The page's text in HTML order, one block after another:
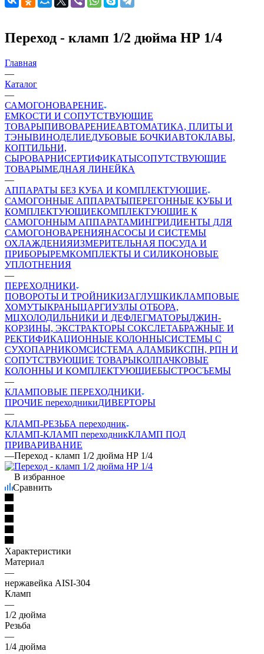
Переход - кламп 1/2 дюйма НР 1/4
Главная
—
Каталог
—
САМОГОНОВАРЕНИЕ
ЕМКОСТИ И СОПУТСТВУЮЩИЕ
ТОВАРЫПИВОВАРЕНИЕАВТОМАТИКА, ПЛИТЫ И
ТЭНЫВИНОДЕЛИЕДУБОВЫЕ БОЧКИАВТОКЛАВЫ,
КОПТИЛЬНИ,
СЫРОВАРНИСЕРТИФИКАТЫСОПУТСТВУЮЩИЕ
ТОВАРЫМЕДНАЯ ЛИНЕЙКА
—
АППАРАТЫ БЕЗ КУБА И КОМПЛЕКТУЮЩИЕ
САМОГОННЫЕ АППАРАТЫПЕРЕГОННЫЕ КУБЫ И
КОМПЛЕКТУЮЩИЕКОМПЛЕКТУЮЩИЕ К
САМОГОННЫМ АППАРАТАМИНГРИДИЕНТЫ ДЛЯ
САМОГОНОВАРЕНИЯНАСОСЫ И СИСТЕМЫ
ОХЛАЖДЕНИЯИЗМЕРИТЕЛЬНАЯ ПОСУДА И
ПРИБОРЫРЕМКОМПЛЕКТЫ И СИЛИКОНОВЫЕ
УПЛОТНЕНИЯ
—
ПЕРЕХОДНИКИ
ПОВОРОТЫ И ТРОЙНИКИЗАГЛУШКИКЛАМПОВЫЕ
ХОМУТЫКРАНЫЦАРГИУЗЛЫ ОТБОРА,
МЦХОЛОДИЛЬНИКИ И ДЕФЛЕГМАТОРЫДЖИН-
КОРЗИНЫ, ЭКСТРАКТОРЫ СОКСЛЕТАБРАЖНЫЕ И
РЕКТИФИКАЦИОННЫЕ КОЛОННЫСИСТЕМЫ С
СУХОПАРНИКОМСИСТЕМА АЛАМБИКСПН, РПН И
СОПУТСТВУЮЩИЕ ТОВАРЫКОЛПАЧКОВЫЕ
КОЛОННЫ И КОМПЛЕКТУЮЩИЕБЫСТРОСЪЕМЫ
—
КЛАМПОВЫЕ ПЕРЕХОДНИКИ
ПРОЧИЕ переходникиДИВЕРТОРЫ
—
КЛАМП-РЕЗЬБА переходник
КЛАМП-КЛАМП переходникКЛАМП ПОД
ПРИВАРИВАНИЕ
—Переход - кламп 1/2 дюйма НР 1/4
В избранное
Сравнить
Характеристики
Материал
—
нержавейка AISI-304
Кламп
—
1/2 дюйма
Резьба
—
1/4 дюйма